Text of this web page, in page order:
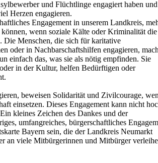
und Flüchtlinge engagiert haben und
Herzen engagieren.
Engagement in unserem Landkreis,
wenn soziale Kälte oder Kriminalität die
Die Menschen, die sich für karitative
oder in Nachbarschaftshilfen engagieren,
einfach das, was sie als nötig empfinden. Sie
in der Kultur, helfen Bedürftigen oder
beweisen Solidarität und Zivilcourage,
einsetzen. Dieses Engagement kann nicht
kleines Zeichen des Dankes und der
umfangreiches, bürgerschaftliches
Bayern sein, die der Landkreis Neumarkt
an viele Mitbürgerinnen und Mitbürger